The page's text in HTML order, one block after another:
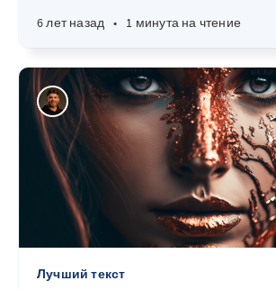
6 лет назад • 1 минута на чтение
Лучший текст